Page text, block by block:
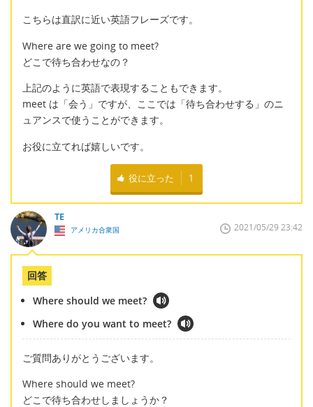
こちらは直訳に近い英語フレーズです。
Where are we going to meet?
どこで待ち合わせなの？
上記のように英語で表現することもできます。
meet は「会う」ですが、ここでは「待ち合わせする」のニ
ュアンスで使うことができます。
お役に立てれば嬉しいです。
役に立った 1
TE
アメリカ合衆国 2021/05/29 23:42
回答
Where should we meet?
Where do you want to meet?
ご質問ありがとうございます。
Where should we meet?
どこで待ち合わせしましょうか？